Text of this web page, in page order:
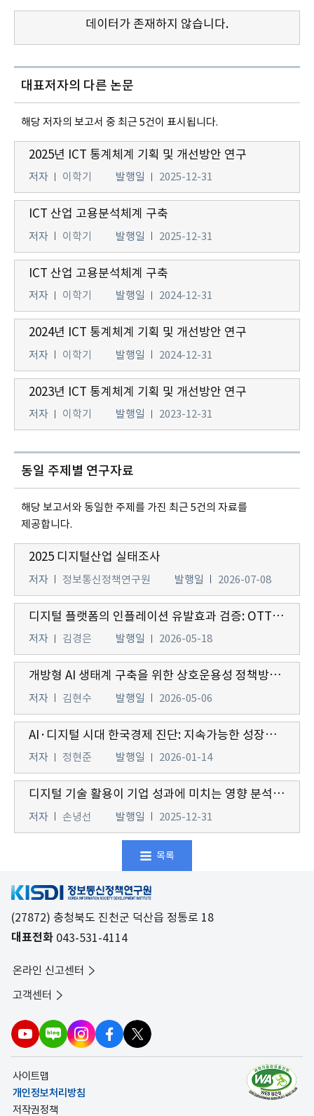
데이터가 존재하지 않습니다.
대표저자의 다른 논문
해당 저자의 보고서 중 최근 5건이 표시됩니다.
2025년 ICT 통계체계 기획 및 개선방안 연구
저자 이학기 발행일 2025-12-31
ICT 산업 고용분석체계 구축
저자 이학기 발행일 2025-12-31
ICT 산업 고용분석체계 구축
저자 이학기 발행일 2024-12-31
2024년 ICT 통계체계 기획 및 개선방안 연구
저자 이학기 발행일 2024-12-31
2023년 ICT 통계체계 기획 및 개선방안 연구
저자 이학기 발행일 2023-12-31
동일 주제별 연구자료
해당 보고서와 동일한 주제를 가진 최근 5건의 자료를
제공합니다.
2025 디지털산업 실태조사
저자 정보통신정책연구원 발행일 2026-07-08
디지털 플랫폼의 인플레이션 유발효과 검증: OTT와 배달앱을 중심으로
저자 김경은 발행일 2026-05-18
개방형 AI 생태계 구축을 위한 상호운용성 정책방향 및 과제
저자 김현수 발행일 2026-05-06
AI·디지털 시대 한국경제 진단: 지속가능한 성장을 위한 생산성 혁신
저자 정현준 발행일 2026-01-14
디지털 기술 활용이 기업 성과에 미치는 영향 분석과 정책 시사점 연구
저자 손녕선 발행일 2025-12-31
목록
(27872) 충청북도 진천군 덕산읍 정통로 18
대표전화 043-531-4114
온라인 신고센터
고객센터
사이트맵
개인정보처리방침
저작권정책